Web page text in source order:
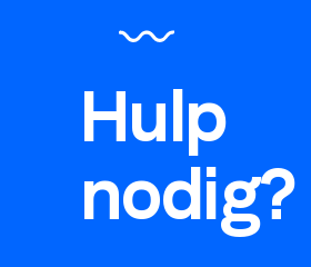
Hulp
nodig?